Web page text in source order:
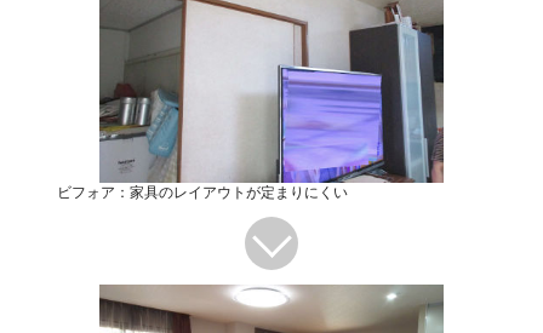
ビフォア：家具のレイアウトが定まりにくい